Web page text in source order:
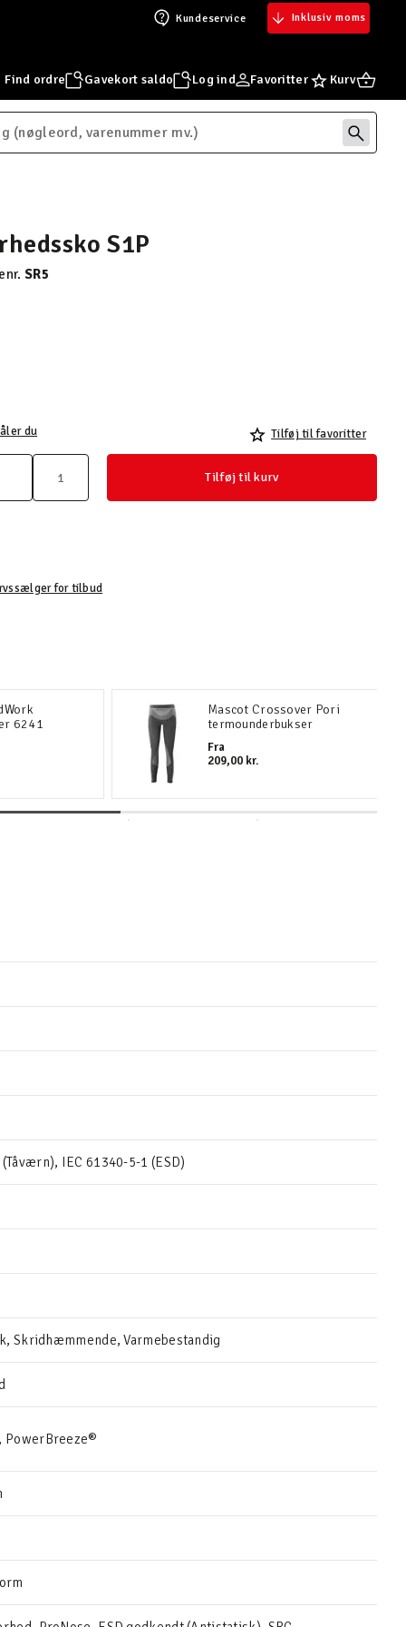
Kundeservice Inklusiv moms
Find ordre Gavekort saldo Log ind Favoritter Kurv
S1P
SR5
du Tilføj til favoritter
Tilføj til kurv
for tilbud
6241
Mascot Crossover Pori
termounderbukser
Fra
209,00 kr.
IEC 61340-5-1 (ESD)
Skridhæmmende, Varmebestandig
PowerBreeze®